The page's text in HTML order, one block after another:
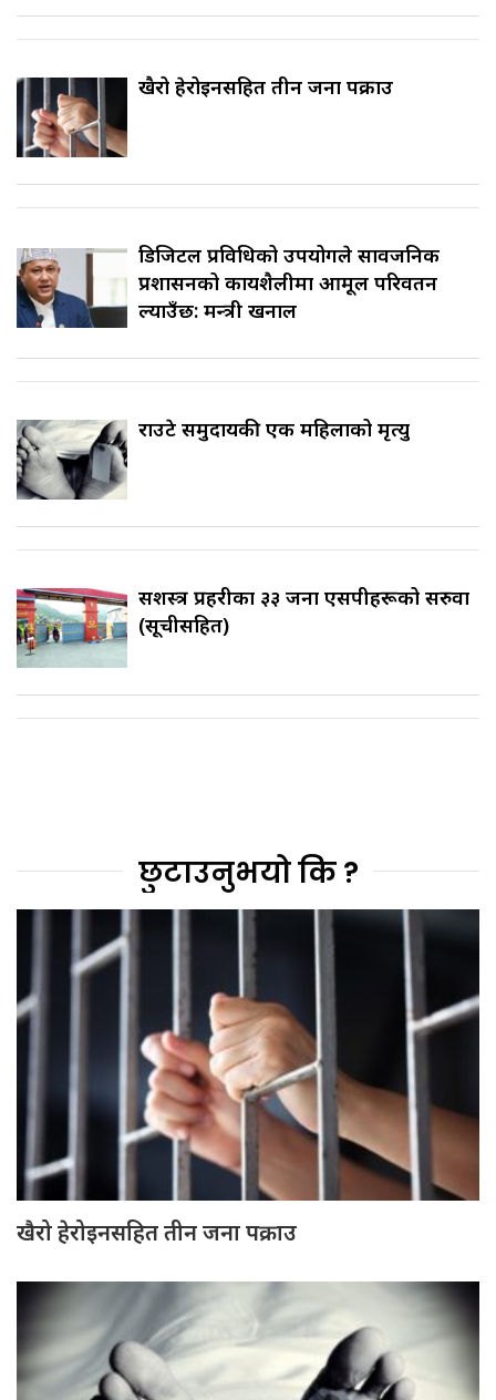
खैरो हेरोइनसहित तीन जना पक्राउ
डिजिटल प्रविधिको उपयोगले सार्वजनिक
प्रशासनको कार्यशैलीमा आमूल परिवर्तन
ल्याउँछ: मन्त्री खनाल
राउटे समुदायकी एक महिलाको मृत्यु
सशस्त्र प्रहरीका ३३ जना एसपीहरूको सरुवा
(सूचीसहित)
छुटाउनुभयो कि ?
खैरो हेरोइनसहित तीन जना पक्राउ